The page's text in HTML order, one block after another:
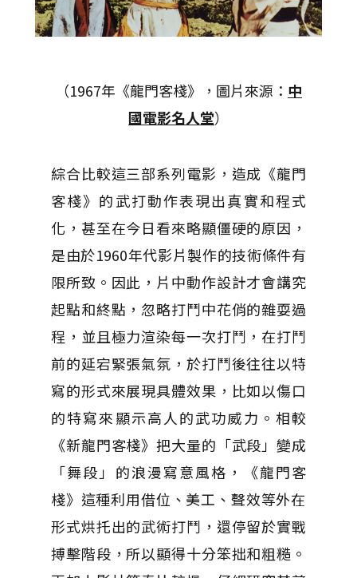
（1967年《龍門客棧》，圖片來源： 中
國電影名人堂）
綜合比較這三部系列電影，造成《龍門
客棧》的武打動作表現出真實和程式
化，甚至在今日看來略顯僵硬的原因，
是由於1960年代影片製作的技術條件有
限所致。因此，片中動作設計才會講究
起點和終點，忽略打鬥中花俏的雜耍過
程，並且極力渲染每一次打鬥，在打鬥
前的延宕緊張氣氛，於打鬥後往往以特
寫的形式來展現具體效果，比如以傷口
的特寫來顯示高人的武功威力。相較
《新龍門客棧》把大量的「武段」變成
「舞段」的浪漫寫意風格，《龍門客
棧》這種利用借位、美工、聲效等外在​​
形式烘托出的武術打鬥，還停留於實戰
搏擊階段，所以顯得十分笨拙和粗糙。